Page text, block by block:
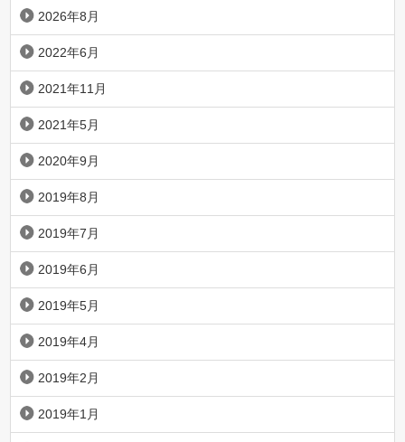
2026年8月
2022年6月
2021年11月
2021年5月
2020年9月
2019年8月
2019年7月
2019年6月
2019年5月
2019年4月
2019年2月
2019年1月